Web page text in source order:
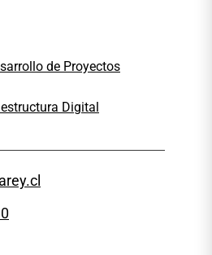
de Proyectos
Digital